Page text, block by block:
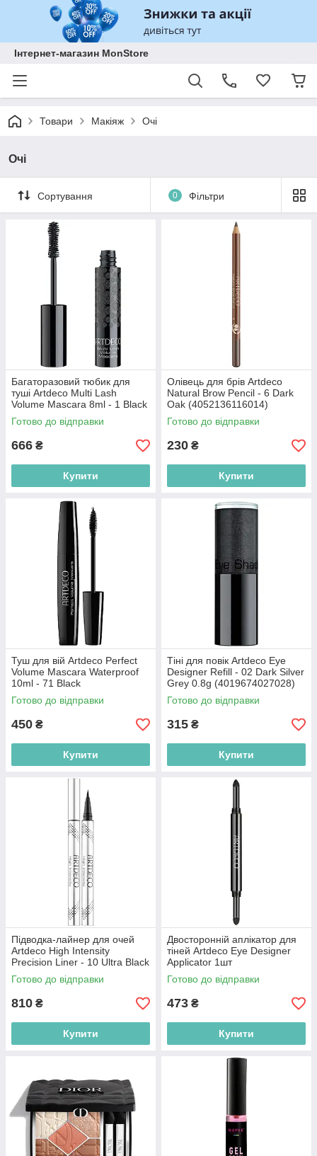
Інтернет-магазин MonStore
Товари Макіяж Очі
Очі
Сортування 0 Фільтри
Багаторазовий тюбик для
туші Artdeco Multi Lash
Volume Mascara 8ml - 1 Black
(4052136232486)
Готово до відправки
666 ₴
Купити
Олівець для брів Artdeco
Natural Brow Pencil - 6 Dark
Oak (4052136116014)
Готово до відправки
230 ₴
Купити
Туш для вій Artdeco Perfect
Volume Mascara Waterproof
10ml - 71 Black
(4019674210710)
Готово до відправки
450 ₴
Купити
Тіні для повік Artdeco Eye
Designer Refill - 02 Dark Silver
Grey 0.8g (4019674027028)
Готово до відправки
315 ₴
Купити
Підводка-лайнер для очей
Artdeco High Intensity
Precision Liner - 10 Ultra Black
0.55ml (4052136104028)
Готово до відправки
810 ₴
Купити
Двосторонній аплікатор для
тіней Artdeco Eye Designer
Applicator 1шт
(4019674026908)
Готово до відправки
473 ₴
Купити